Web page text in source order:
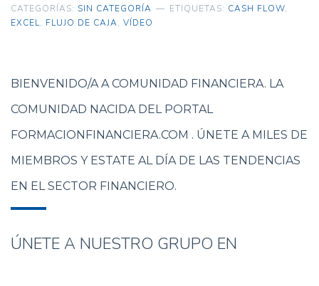
CATEGORÍAS: SIN CATEGORÍA ETIQUETAS: CASH FLOW,
EXCEL, FLUJO DE CAJA, VÍDEO
BIENVENIDO/A A COMUNIDAD FINANCIERA. LA
COMUNIDAD NACIDA DEL PORTAL
FORMACIONFINANCIERA.COM . ÚNETE A MILES DE
MIEMBROS Y ESTATE AL DÍA DE LAS TENDENCIAS
EN EL SECTOR FINANCIERO.
ÚNETE A NUESTRO GRUPO EN